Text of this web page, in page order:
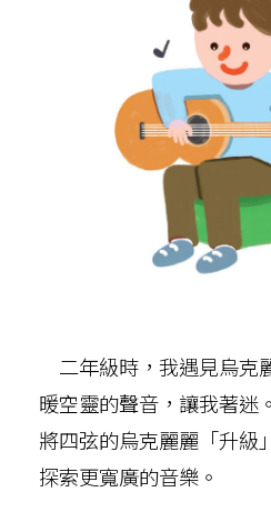
二年級時，我遇見烏克
暖空靈的聲音，讓我著迷
將四弦的烏克麗麗「升級
探索更寬廣的音樂。